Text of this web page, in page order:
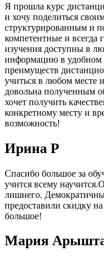
Я прошла курс
и хочу поделиться
структурированным и
компетентные и
изучения доступны в
информацию в удобном
преимуществ
учиться в любом месте
довольна полученным
хочет получить
конкретному месту и
возможность!
Ирина Р
Спасибо большое за
учится всему
лишнего.
предоставили скидку
большое!
Мария